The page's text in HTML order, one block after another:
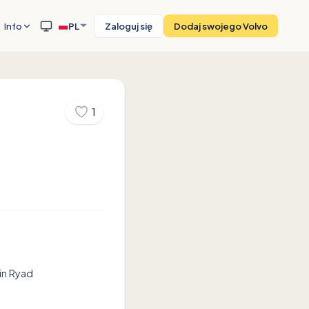
Info PL Zaloguj się Dodaj swojego Volvo
1
Ryad